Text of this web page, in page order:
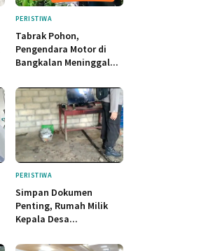
PERISTIWA
Tabrak Pohon,
Pengendara Motor di
Bangkalan Meninggal...
PERISTIWA
Simpan Dokumen
Penting, Rumah Milik
Kepala Desa...